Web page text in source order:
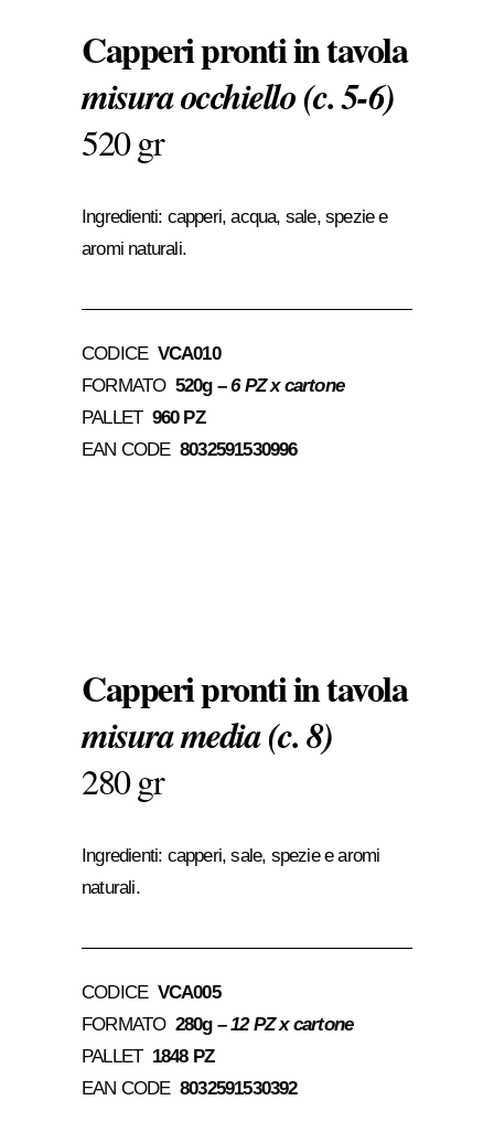
Capperi pronti in tavola
misura occhiello (c. 5-6)
520 gr
Ingredienti: capperi, acqua, sale, spezie e
aromi naturali.
CODICE VCA010
FORMATO 520g –6 PZ x cartone
PALLET960 PZ
EAN CODE 8032591530996
Capperi pronti in tavola
misura media(c. 8)
280 gr
Ingredienti: capperi, sale, spezie e aromi
naturali.
CODICE VCA005
FORMATO 280g – 12 PZ x cartone
PALLET1848 PZ
EAN CODE 8032591530392